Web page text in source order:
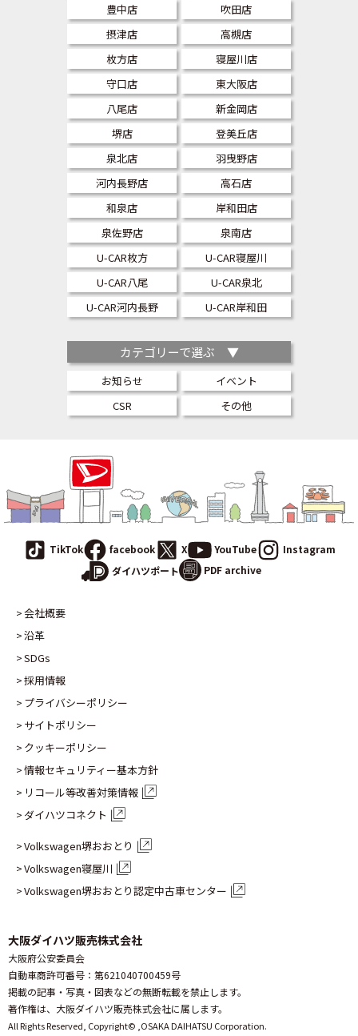
豊中店
吹田店
摂津店
高槻店
枚方店
寝屋川店
守口店
東大阪店
八尾店
新金岡店
堺店
登美丘店
泉北店
羽曳野店
河内長野店
高石店
和泉店
岸和田店
泉佐野店
泉南店
U-CAR枚方
U-CAR寝屋川
U-CAR八尾
U-CAR泉北
U-CAR河内長野
U-CAR岸和田
カテゴリーで選ぶ ▼
お知らせ
イベント
CSR
その他
TikTok facebook X YouTube
Instagram
ダイハツポート
PDF archive
会社概要
沿革
SDGs
採用情報
プライバシーポリシー
サイトポリシー
クッキーポリシー
情報セキュリティー基本方針
リコール等改善対策情報
ダイハツコネクト
Volkswagen堺おおとり
Volkswagen寝屋川
Volkswagen堺おおとり認定中古車センター
大阪ダイハツ販売株式会社
大阪府公安委員会
自動車商許可番号：第621040700459号
掲載の記事・写真・図表などの無断転載を禁止します。
著作権は、大阪ダイハツ販売株式会社に属します。
All Rights Reserved, Copyright© , OSAKA DAIHATSU Corporation.